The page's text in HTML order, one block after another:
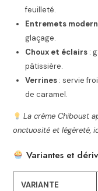
feuilleté.
Entremets
glaçage.
Choux et éclairs :
pâtissière.
Verrines : servie
de caramel.
La crème Chiboust
onctuosité et légèreté,
Variantes et
VARIANTE